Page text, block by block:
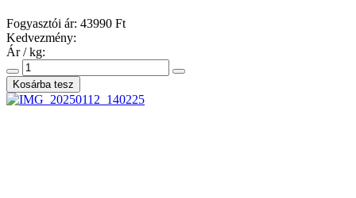
Fogyasztói ár: 43990 Ft
Kedvezmény:
Ár / kg: